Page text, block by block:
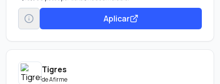
Aplicar
Tigres
deAfirme